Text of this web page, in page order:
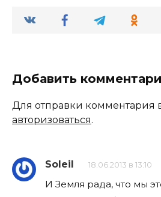
Добавить
Для отправки комментария
авторизоваться.
Soleil 18.06.2013 в 13:10
И Земля рада, что мы